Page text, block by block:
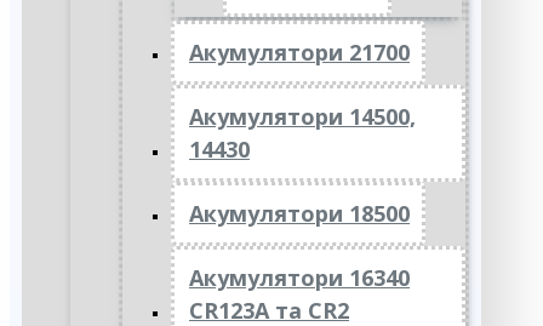
Акумулятори 21700
Акумулятори 14500,
14430
Акумулятори 18500
Акумулятори 16340
CR123A та CR2